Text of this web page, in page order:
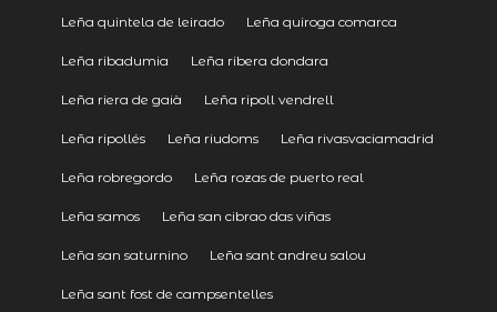
Leña quintela de leirado Leña quiroga comarca
Leña ribadumia Leña ribera dondara
Leña riera de gaià Leña ripoll vendrell
Leña ripollés Leña riudoms Leña rivasvaciamadrid
Leña robregordo Leña rozas de puerto real
Leña samos Leña san cibrao das viñas
Leña san saturnino Leña sant andreu salou
Leña sant fost de campsentelles